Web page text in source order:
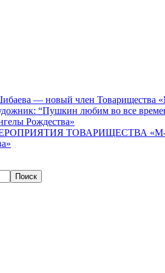
— новый член Товарищества
“Пушкин любим во все
Рождества»
ТОВАРИЩЕСТВА «М-
Поиск